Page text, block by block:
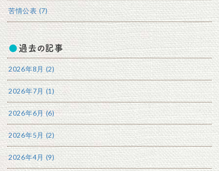
苦情公表 (7)
過去の記事
2026年8月 (2)
2026年7月 (1)
2026年6月 (6)
2026年5月 (2)
2026年4月 (9)